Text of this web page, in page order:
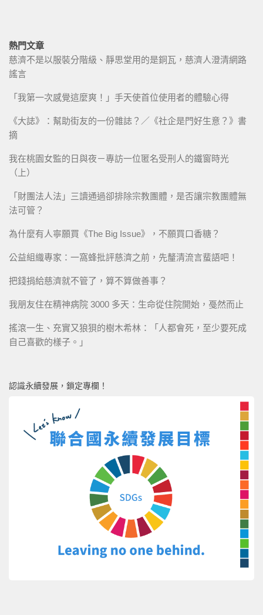
熱門文章
慈濟不是以服裝分階級、靜思堂用的是銅瓦，慈濟人澄清網路
謠言
「我第一次感覺這麼爽！」手天使首位使用者的體驗心得
《大誌》：幫助街友的一份雜誌？／《社企是門好生意？》書
摘
我在桃園女監的日與夜－專訪一位匿名受刑人的鐵窗時光
（上）
「財團法人法」三讀通過卻排除宗教團體，是否讓宗教團體無
法可管？
為什麼有人寧願買《The Big Issue》，不願買口香糖？
公益組織專家：一窩蜂批評慈濟之前，先釐清流言蜚語吧！
把錢捐給慈濟就不管了，算不算做善事？
我朋友住在精神病院 3000 多天：生命從住院開始，戞然而止
搖滾一生、充實又狼狽的樹木希林：「人都會死，至少要死成
自己喜歡的樣子。」
認識永續發展，鎖定專欄！